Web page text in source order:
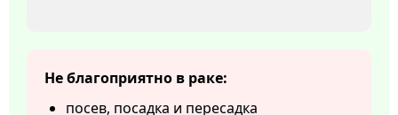
Не благоприятно в раке:
посев, посадка и пересадка